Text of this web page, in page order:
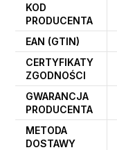
KOD
PRODUCENTA
EAN (GTIN)
CERTYFIKATY
ZGODNOŚCI
GWARANCJA
PRODUCENTA
METODA
DOSTAWY